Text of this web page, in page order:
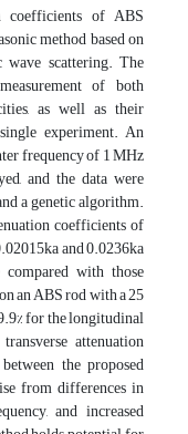
coefficients of ABS
method based on
scattering. The
of both
as well as their
experiment. An
frequency of 1 MHz
and the data were
a genetic algorithm.
coefficients of
and 0.0236ka
compared with those
an ABS rod with a 25
for the longitudinal
attenuation
the proposed
from differences in
and increased